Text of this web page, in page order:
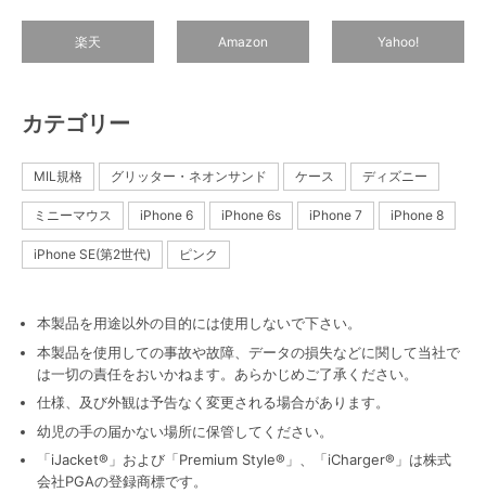
楽天 Amazon Yahoo!
カテゴリー
MIL規格 グリッター・ネオンサンド ケース ディズニー
ミニーマウス iPhone 6 iPhone 6s iPhone 7 iPhone 8
iPhone SE(第2世代) ピンク
本製品を用途以外の目的には使用しないで下さい。
本製品を使用しての事故や故障、データの損失などに関して当社で
は一切の責任をおいかねます。あらかじめご了承ください。
仕様、及び外観は予告なく変更される場合があります。
幼児の手の届かない場所に保管してください。
「iJacket®」および「Premium Style®」、「iCharger®」は株式
会社PGAの登録商標です。